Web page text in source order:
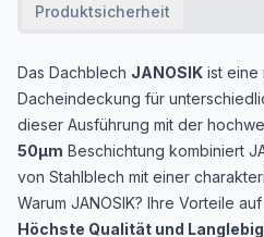
Produktsicherheit
Das Dachblech JANOSIK ist eine
Dacheindeckung für
dieser Ausführung mit der
50µm Beschichtung kombiniert
von Stahlblech mit einer
Warum JANOSIK? Ihre Vorteile
Höchste Qualität und